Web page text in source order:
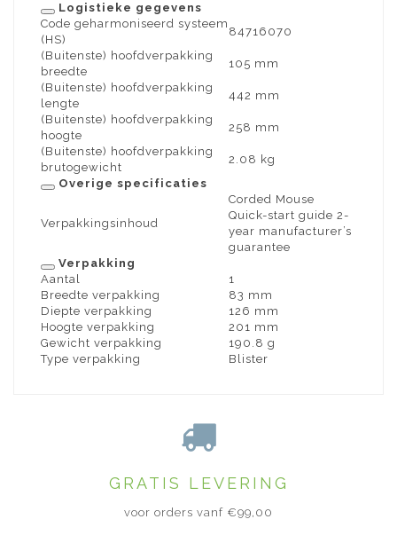
Logistieke gegevens
Code geharmoniseerd systeem
(HS)
84716070
(Buitenste) hoofdverpakking
breedte
105 mm
(Buitenste) hoofdverpakking
lengte
442 mm
(Buitenste) hoofdverpakking
hoogte
258 mm
(Buitenste) hoofdverpakking
brutogewicht
2.08 kg
Overige specificaties
Verpakkingsinhoud
Corded Mouse
Quick-start guide 2-
year manufacturer’s
guarantee
Verpakking
Aantal
1
Breedte verpakking
83 mm
Diepte verpakking
126 mm
Hoogte verpakking
201 mm
Gewicht verpakking
190.8 g
Type verpakking
Blister
GRATIS LEVERING
voor orders vanf €99,00